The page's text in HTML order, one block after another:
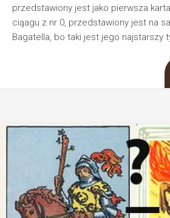
przedstawiony jest jako pierwsza
ciąagu z nr 0, przedstawiony jest na
Bagatella, bo taki jest jego najstarszy